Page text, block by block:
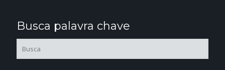
Busca palavra chave